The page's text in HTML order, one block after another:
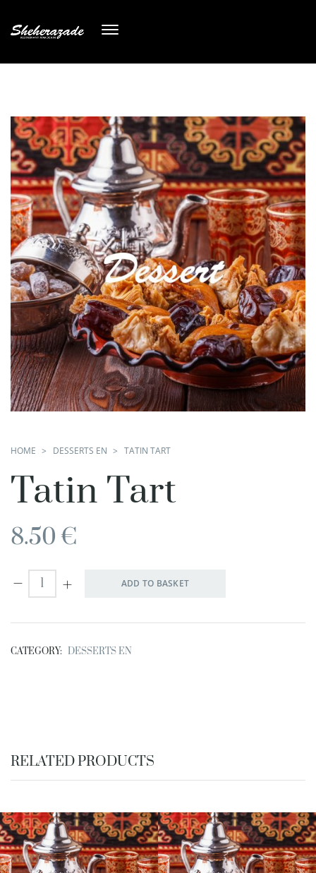
HOME DESSERTS EN TATIN TART
Tatin Tart
8.50 €
ADD TO BASKET
CATEGORY: DESSERTS EN
RELATED PRODUCTS